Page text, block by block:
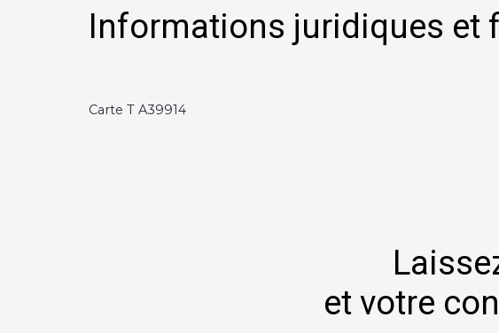
Informations juridiques et
Carte T A39914
et votre